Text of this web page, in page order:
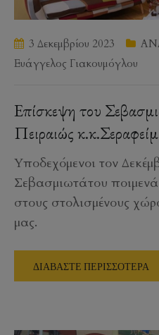
3 Δεκεμβρίου 2023
Ευάγγελος Γιακουμόγλου
Επίσκεψη του
Πειραιώς κ.κ.Σεραφείμ
Υποδεχόμενοι τον
Σεβασμιωτάτου
στους στολισμένους
μας.
ΔΙΑΒΑΣΤΕ ΠΕΡΙΣΣΟΤΕΡΑ